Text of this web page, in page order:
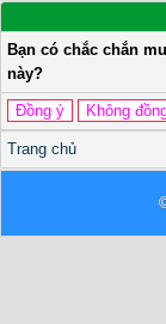
Bạn có chắc chắn
này?
Trang chủ